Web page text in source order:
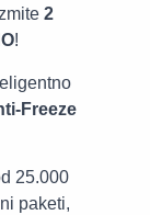
2
!
Freeze
25.000
paketi,